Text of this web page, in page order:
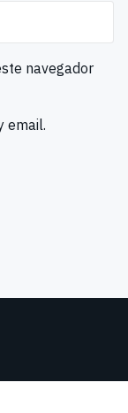
navegador
email.